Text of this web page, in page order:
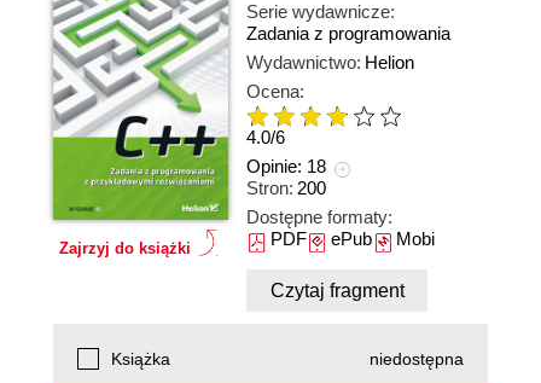
Zajrzyj do książki
Serie wydawnicze:
Zadania z programowania
Wydawnictwo: Helion
Ocena:
4.0/6
Opinie: 18
Stron: 200
Dostępne formaty:
PDFePubMobi
Czytaj fragment
Książka niedostępna